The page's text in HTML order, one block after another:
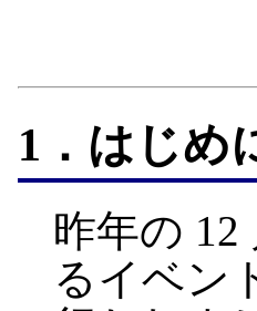
1．はじめ
昨年の 12
るイベン